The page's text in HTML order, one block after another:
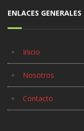
ENLACES GENERALES
Inicio
Nosotros
Contacto